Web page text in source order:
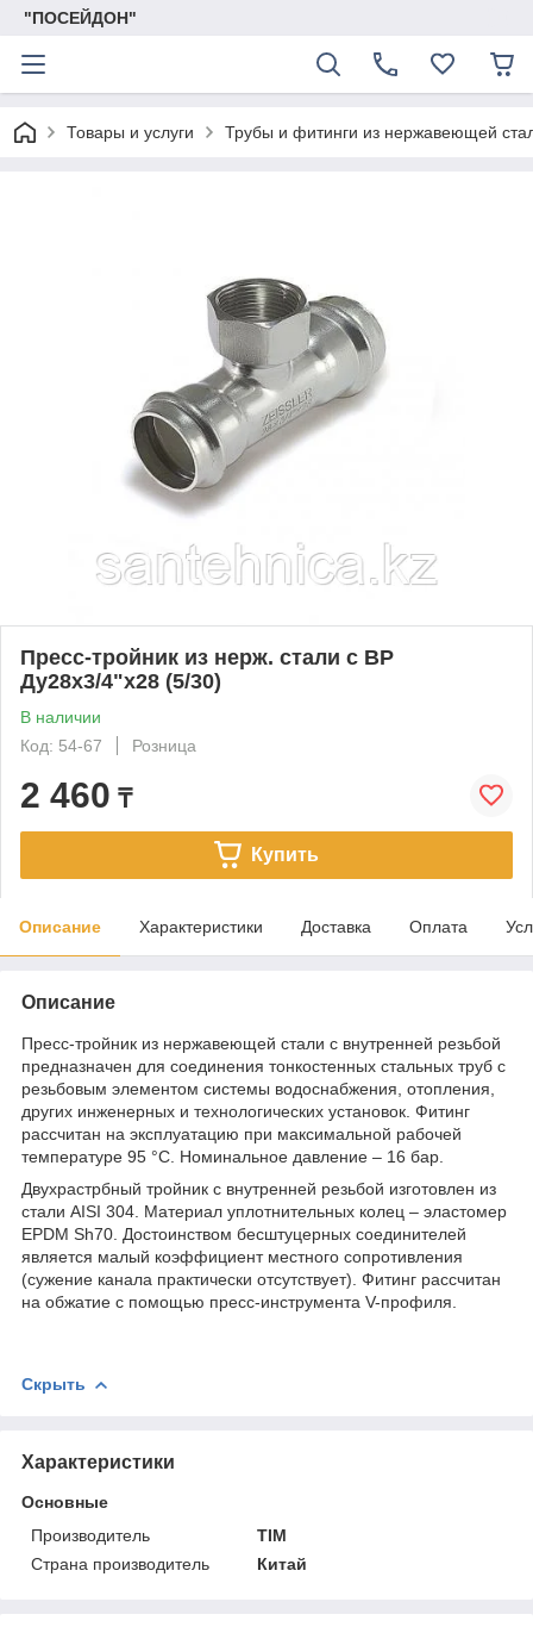
"ПОСЕЙДОН"
Товары и услуги Трубы и фитинги из нержавеющей
Пресс-тройник из нерж. стали с ВР
Ду28х3/4"х28 (5/30)
В наличии
Код: 54-67
Розница
2 460 ₸
Купить
Описание Характеристики Доставка Оплата
Описание
Пресс-тройник из нержавеющей стали с внутренней резьбой
предназначен для соединения тонкостенных стальных труб с
резьбовым элементом системы водоснабжения, отопления,
других инженерных и технологических установок. Фитинг
рассчитан на эксплуатацию при максимальной рабочей
температуре 95 °С. Номинальное давление – 16 бар.
Двухрастрбный тройник с внутренней резьбой изготовлен из
стали AISI 304. Материал уплотнительных колец – эластомер
EPDM Sh70. Достоинством бесштуцерных соединителей
является малый коэффициент местного сопротивления
(сужение канала практически отсутствует). Фитинг рассчитан
на обжатие с помощью пресс-инструмента V-профиля.
Скрыть
Характеристики
Основные
Производитель
TIM
Страна производитель
Китай